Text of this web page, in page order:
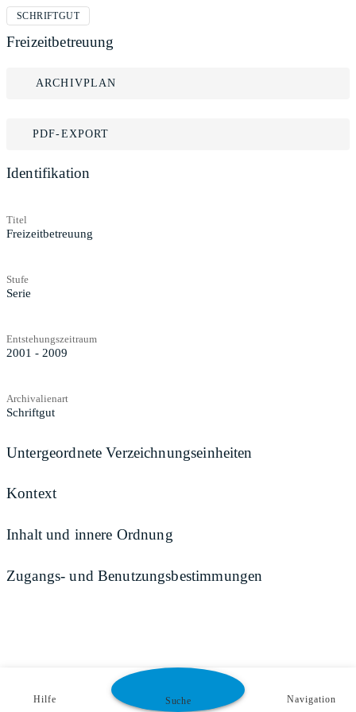
SCHRIFTGUT
Freizeitbetreuung
ARCHIVPLAN
PDF-EXPORT
Identifikation
Titel
Freizeitbetreuung
Stufe
Serie
Entstehungszeitraum
2001 - 2009
Archivalienart
Schriftgut
Untergeordnete Verzeichnungseinheiten
Kontext
Inhalt und innere Ordnung
Zugangs- und Benutzungsbestimmungen
Hilfe Suche Navigation